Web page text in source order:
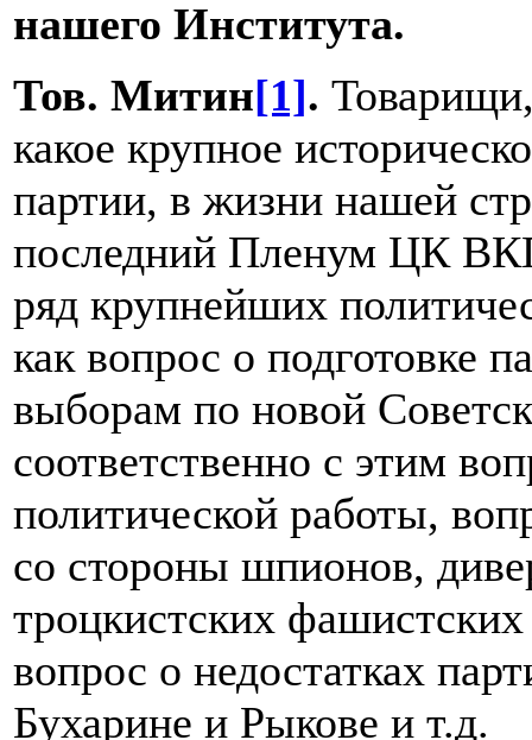
нашего Института.
Тов. Митин[1].
какое крупное
партии, в жизни нашей
последний Пленум ЦК
ряд крупнейших
как вопрос о подготовке
выборам по новой
соответственно с этим
политической работы,
со стороны шпионов,
троцкистских
вопрос о недостатках
Бухарине и Рыкове и т.д.